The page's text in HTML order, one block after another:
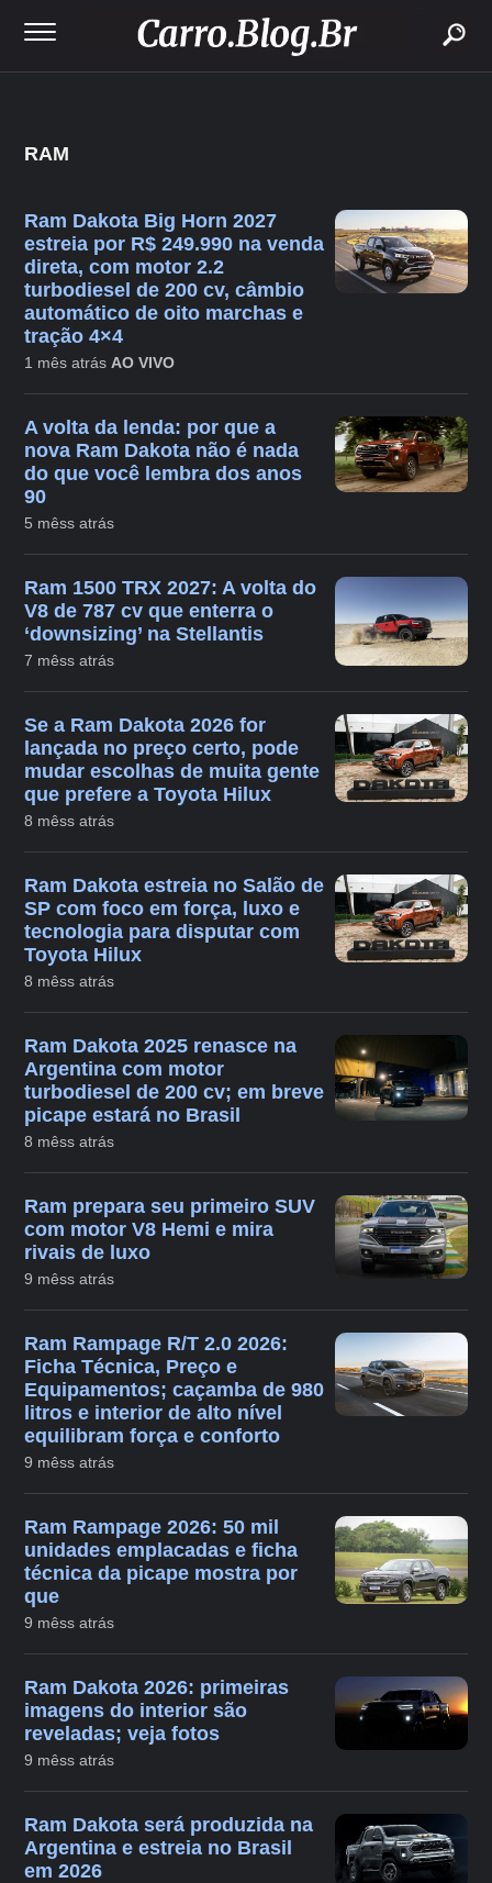
RAM
Ram Dakota Big Horn 2027
estreia por R$ 249.990 na venda
direta, com motor 2.2
turbodiesel de 200 cv, câmbio
automático de oito marchas e
tração 4×4
1 mês atrás AO VIVO
A volta da lenda: por que a
nova Ram Dakota não é nada
do que você lembra dos anos
90
5 mêss atrás
Ram 1500 TRX 2027: A volta do
V8 de 787 cv que enterra o
‘downsizing’ na Stellantis
7 mêss atrás
Se a Ram Dakota 2026 for
lançada no preço certo, pode
mudar escolhas de muita gente
que prefere a Toyota Hilux
8 mêss atrás
Ram Dakota estreia no Salão de
SP com foco em força, luxo e
tecnologia para disputar com
Toyota Hilux
8 mêss atrás
Ram Dakota 2025 renasce na
Argentina com motor
turbodiesel de 200 cv; em breve
picape estará no Brasil
8 mêss atrás
Ram prepara seu primeiro SUV
com motor V8 Hemi e mira
rivais de luxo
9 mêss atrás
Ram Rampage R/T 2.0 2026:
Ficha Técnica, Preço e
Equipamentos; caçamba de 980
litros e interior de alto nível
equilibram força e conforto
9 mêss atrás
Ram Rampage 2026: 50 mil
unidades emplacadas e ficha
técnica da picape mostra por
que
9 mêss atrás
Ram Dakota 2026: primeiras
imagens do interior são
reveladas; veja fotos
9 mêss atrás
Ram Dakota será produzida na
Argentina e estreia no Brasil
em 2026